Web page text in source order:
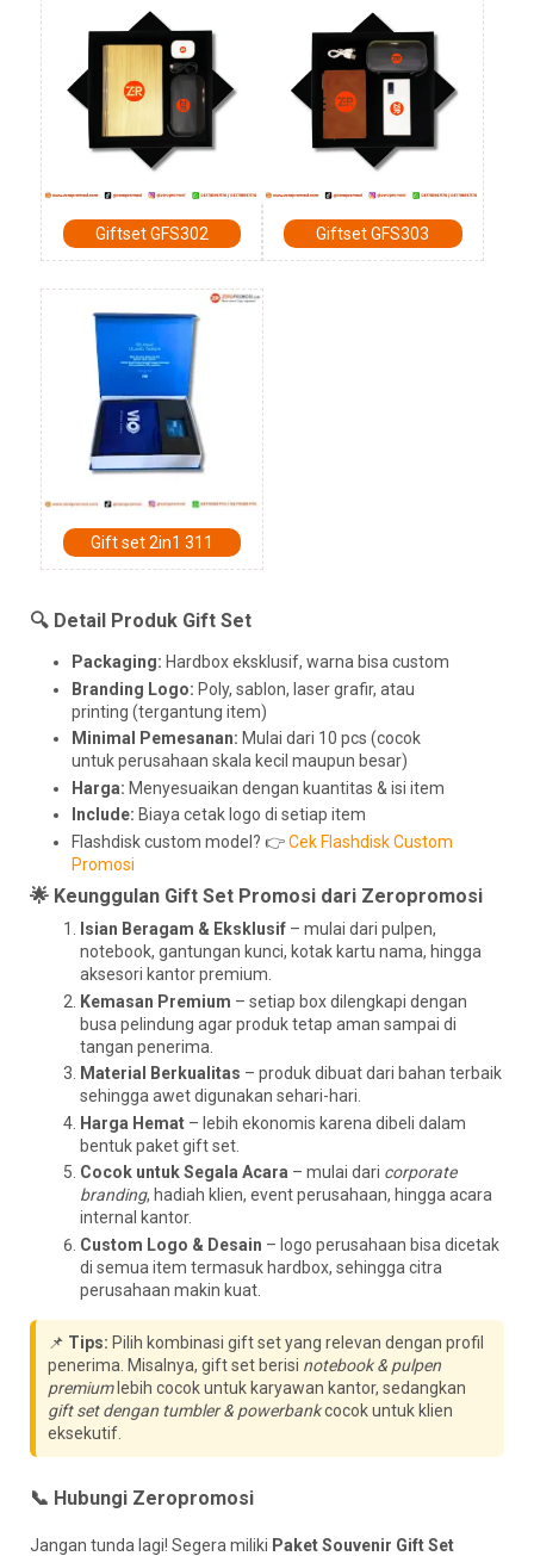
Giftset GFS302 Giftset GFS303
Gift set 2in1 311
🔍 Detail Produk Gift Set
Packaging: Hardbox eksklusif, warna bisa custom
Branding Logo: Poly, sablon, laser grafir, atau
printing (tergantung item)
Minimal Pemesanan: Mulai dari 10 pcs (cocok
untuk perusahaan skala kecil maupun besar)
Harga: Menyesuaikan dengan kuantitas & isi item
Include: Biaya cetak logo di setiap item
Flashdisk custom model? 👉Cek Flashdisk Custom
Promosi
🌟 Keunggulan Gift Set Promosi dari Zeropromosi
Isian Beragam & Eksklusif – mulai dari pulpen,
notebook, gantungan kunci, kotak kartu nama, hingga
aksesori kantor premium.
Kemasan Premium – setiap box dilengkapi dengan
busa pelindung agar produk tetap aman sampai di
tangan penerima.
Material Berkualitas – produk dibuat dari bahan terbaik
sehingga awet digunakan sehari-hari.
Harga Hemat – lebih ekonomis karena dibeli dalam
bentuk paket gift set.
Cocok untuk Segala Acara – mulai dari corporate
branding, hadiah klien, event perusahaan, hingga acara
internal kantor.
Custom Logo & Desain – logo perusahaan bisa dicetak
di semua item termasuk hardbox, sehingga citra
perusahaan makin kuat.
📌 Tips: Pilih kombinasi gift set yang relevan dengan profil
penerima. Misalnya, gift set berisi notebook & pulpen
premiumlebih cocok untuk karyawan kantor, sedangkan
gift set dengan tumbler & powerbankcocok untuk klien
eksekutif.
📞 Hubungi Zeropromosi
Jangan tunda lagi! Segera miliki Paket Souvenir Gift Set